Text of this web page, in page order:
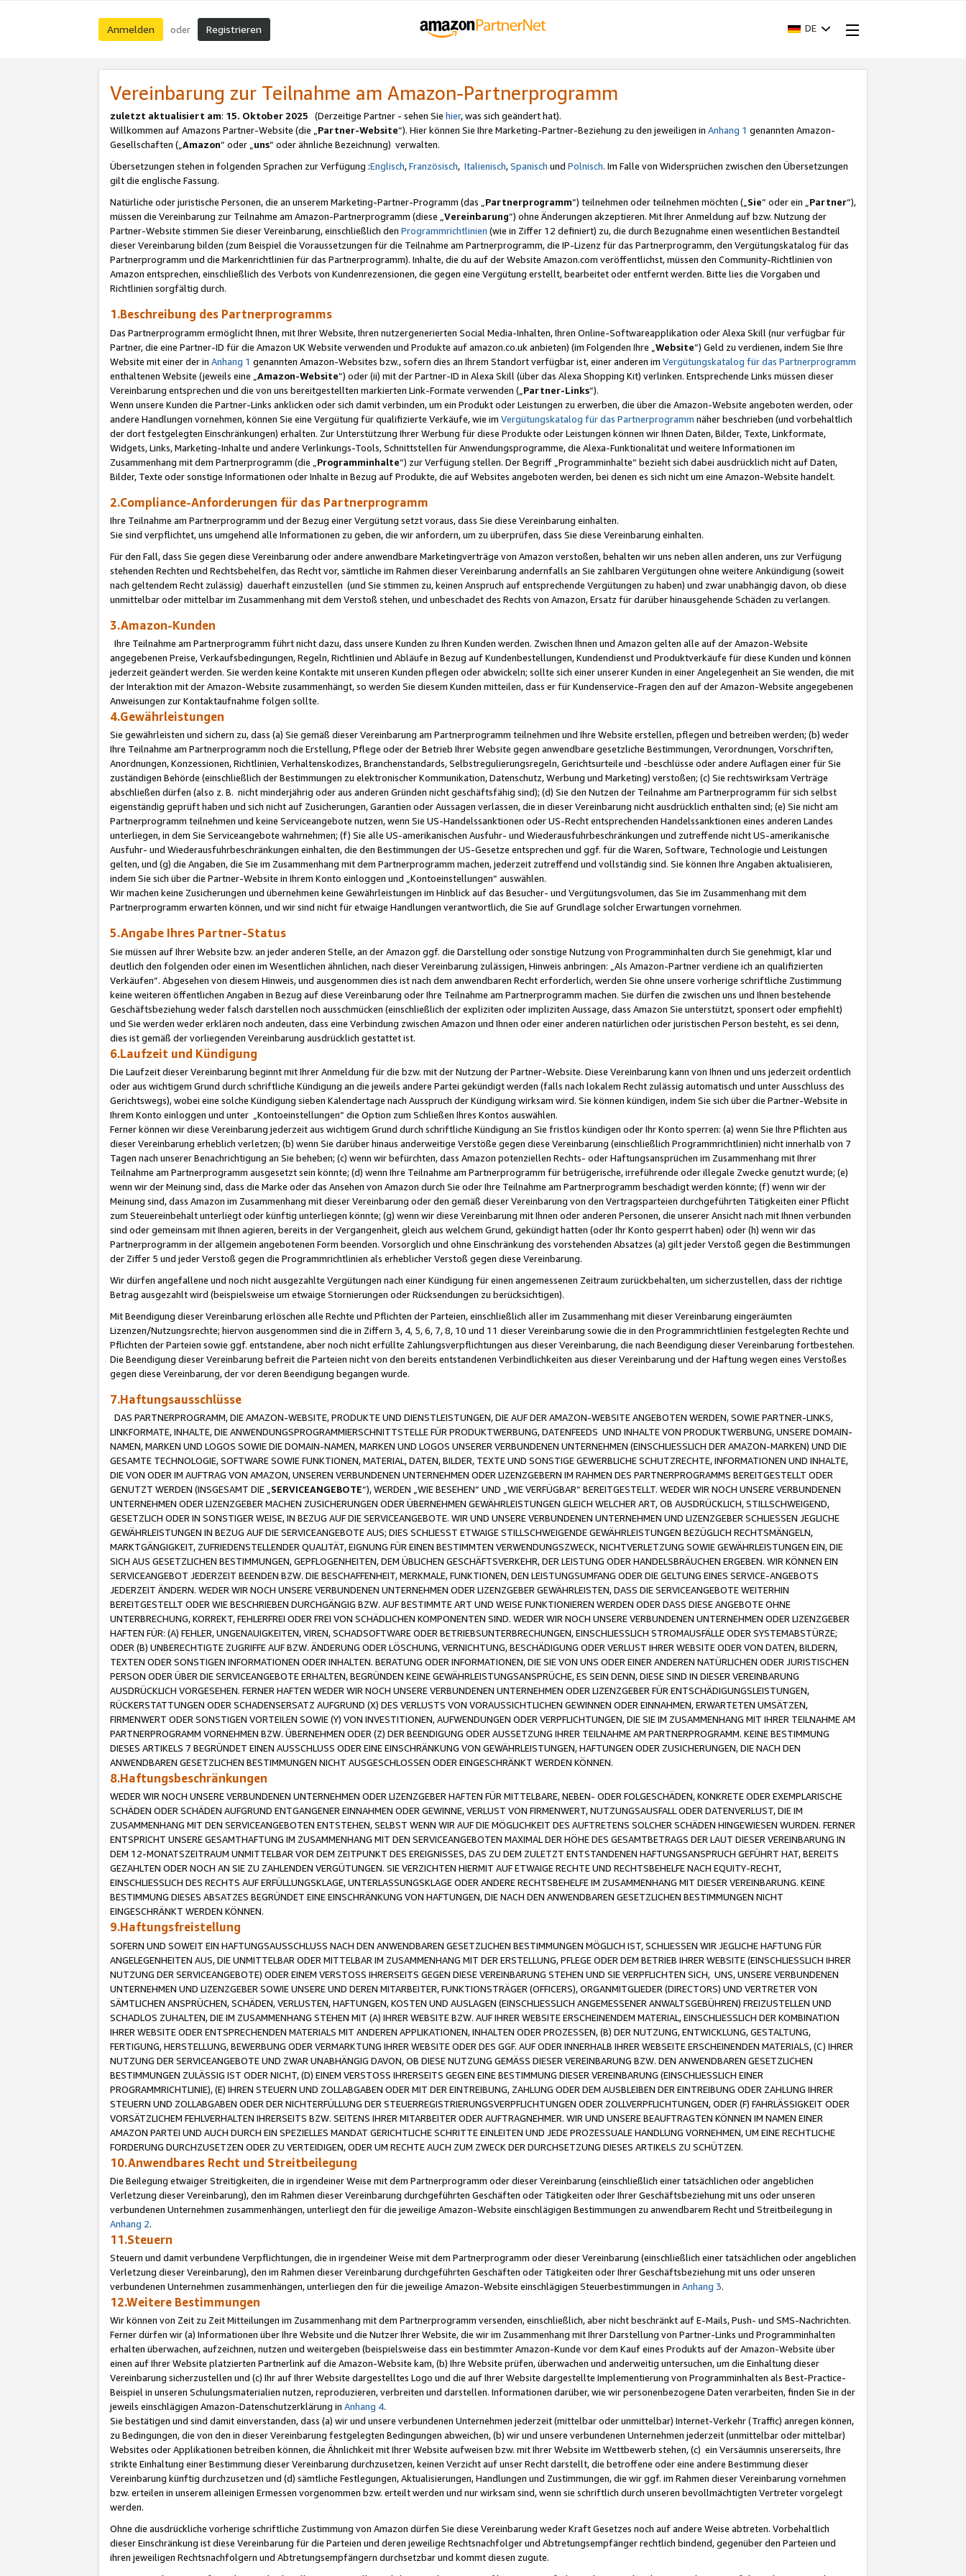
Anmelden oder Registrieren DE
Vereinbarung zur Teilnahme am Amazon-Partnerprogramm
zuletzt aktualisiert am: 15. Oktober 2025 (Derzeitige Partner - sehen Sie hier, was sich geändert hat).
Willkommen auf Amazons Partner-Website (die „Partner-Website“). Hier können Sie Ihre Marketing-Partner-Beziehung zu den jeweiligen in Anhang 1 genannten Amazon-
Gesellschaften („Amazon“ oder „uns“ oder ähnliche Bezeichnung) verwalten.
Übersetzungen stehen in folgenden Sprachen zur Verfügung :Englisch,Französisch, Italienisch,Spanisch und Polnisch. Im Falle von Widersprüchen zwischen den Übersetzungen
gilt die englische Fassung.
Natürliche oder juristische Personen, die an unserem Marketing-Partner-Programm (das „Partnerprogramm“) teilnehmen oder teilnehmen möchten („Sie“ oder ein „Partner“),
müssen die Vereinbarung zur Teilnahme am Amazon-Partnerprogramm (diese „Vereinbarung“) ohne Änderungen akzeptieren. Mit Ihrer Anmeldung auf bzw. Nutzung der
Partner-Website stimmen Sie dieser Vereinbarung, einschließlich den Programmrichtlinien (wie in Ziffer 12 definiert) zu, die durch Bezugnahme einen wesentlichen Bestandteil
dieser Vereinbarung bilden (zum Beispiel die Voraussetzungen für die Teilnahme am Partnerprogramm, die IP-Lizenz für das Partnerprogramm, den Vergütungskatalog für das
Partnerprogramm und die Markenrichtlinien für das Partnerprogramm). Inhalte, die du auf der Website Amazon.com veröffentlichst, müssen den Community-Richtlinien von
Amazon entsprechen, einschließlich des Verbots von Kundenrezensionen, die gegen eine Vergütung erstellt, bearbeitet oder entfernt werden. Bitte lies die Vorgaben und
Richtlinien sorgfältig durch.
1.Beschreibung des Partnerprogramms
Das Partnerprogramm ermöglicht Ihnen, mit Ihrer Website, Ihren nutzergenerierten Social Media-Inhalten, Ihren Online-Softwareapplikation oder Alexa Skill (nur verfügbar für
Partner, die eine Partner-ID für die Amazon UK Website verwenden und Produkte auf amazon.co.uk anbieten) (im Folgenden Ihre „ Website“) Geld zu verdienen, indem Sie Ihre
Website mit einer der in Anhang 1 genannten Amazon-Websites bzw., sofern dies an Ihrem Standort verfügbar ist, einer anderen im Vergütungskatalog für das Partnerprogramm
enthaltenen Website (jeweils eine „ Amazon-Website“) oder (ii) mit der Partner-ID in Alexa Skill (über das Alexa Shopping Kit) verlinken. Entsprechende Links müssen dieser
Vereinbarung entsprechen und die von uns bereitgestellten markierten Link-Formate verwenden („ Partner-Links“).
Wenn unsere Kunden die Partner-Links anklicken oder sich damit verbinden, um ein Produkt oder Leistungen zu erwerben, die über die Amazon-Website angeboten werden, oder
andere Handlungen vornehmen, können Sie eine Vergütung für qualifizierte Verkäufe, wie im Vergütungskatalog für das Partnerprogramm näher beschrieben (und vorbehaltlich
der dort festgelegten Einschränkungen) erhalten. Zur Unterstützung Ihrer Werbung für diese Produkte oder Leistungen können wir Ihnen Daten, Bilder, Texte, Linkformate,
Widgets, Links, Marketing-Inhalte und andere Verlinkungs-Tools, Schnittstellen für Anwendungsprogramme, die Alexa-Funktionalität und weitere Informationen im
Zusammenhang mit dem Partnerprogramm (die „ Programminhalte“) zur Verfügung stellen. Der Begriff „Programminhalte“ bezieht sich dabei ausdrücklich nicht auf Daten,
Bilder, Texte oder sonstige Informationen oder Inhalte in Bezug auf Produkte, die auf Websites angeboten werden, bei denen es sich nicht um eine Amazon-Website handelt.
2.Compliance-Anforderungen für das Partnerprogramm
Ihre Teilnahme am Partnerprogramm und der Bezug einer Vergütung setzt voraus, dass Sie diese Vereinbarung einhalten.
Sie sind verpflichtet, uns umgehend alle Informationen zu geben, die wir anfordern, um zu überprüfen, dass Sie diese Vereinbarung einhalten.
Für den Fall, dass Sie gegen diese Vereinbarung oder andere anwendbare Marketingverträge von Amazon verstoßen, behalten wir uns neben allen anderen, uns zur Verfügung
stehenden Rechten und Rechtsbehelfen, das Recht vor, sämtliche im Rahmen dieser Vereinbarung andernfalls an Sie zahlbaren Vergütungen ohne weitere Ankündigung (soweit
nach geltendem Recht zulässig) dauerhaft einzustellen (und Sie stimmen zu, keinen Anspruch auf entsprechende Vergütungen zu haben) und zwar unabhängig davon, ob diese
unmittelbar oder mittelbar im Zusammenhang mit dem Verstoß stehen, und unbeschadet des Rechts von Amazon, Ersatz für darüber hinausgehende Schäden zu verlangen.
3.Amazon-Kunden
Ihre Teilnahme am Partnerprogramm führt nicht dazu, dass unsere Kunden zu Ihren Kunden werden. Zwischen Ihnen und Amazon gelten alle auf der Amazon-Website
angegebenen Preise, Verkaufsbedingungen, Regeln, Richtlinien und Abläufe in Bezug auf Kundenbestellungen, Kundendienst und Produktverkäufe für diese Kunden und können
jederzeit geändert werden. Sie werden keine Kontakte mit unseren Kunden pflegen oder abwickeln; sollte sich einer unserer Kunden in einer Angelegenheit an Sie wenden, die mit
der Interaktion mit der Amazon-Website zusammenhängt, so werden Sie diesem Kunden mitteilen, dass er für Kundenservice-Fragen den auf der Amazon-Website angegebenen
Anweisungen zur Kontaktaufnahme folgen sollte.
4.Gewährleistungen
Sie gewährleisten und sichern zu, dass (a) Sie gemäß dieser Vereinbarung am Partnerprogramm teilnehmen und Ihre Website erstellen, pflegen und betreiben werden; (b) weder
Ihre Teilnahme am Partnerprogramm noch die Erstellung, Pflege oder der Betrieb Ihrer Website gegen anwendbare gesetzliche Bestimmungen, Verordnungen, Vorschriften,
Anordnungen, Konzessionen, Richtlinien, Verhaltenskodizes, Branchenstandards, Selbstregulierungsregeln, Gerichtsurteile und -beschlüsse oder andere Auflagen einer für Sie
zuständigen Behörde (einschließlich der Bestimmungen zu elektronischer Kommunikation, Datenschutz, Werbung und Marketing) verstoßen; (c) Sie rechtswirksam Verträge
abschließen dürfen (also z. B. nicht minderjährig oder aus anderen Gründen nicht geschäftsfähig sind); (d) Sie den Nutzen der Teilnahme am Partnerprogramm für sich selbst
eigenständig geprüft haben und sich nicht auf Zusicherungen, Garantien oder Aussagen verlassen, die in dieser Vereinbarung nicht ausdrücklich enthalten sind; (e) Sie nicht am
Partnerprogramm teilnehmen und keine Serviceangebote nutzen, wenn Sie US-Handelssanktionen oder US-Recht entsprechenden Handelssanktionen eines anderen Landes
unterliegen, in dem Sie Serviceangebote wahrnehmen; (f) Sie alle US-amerikanischen Ausfuhr- und Wiederausfuhrbeschränkungen und zutreffende nicht US-amerikanische
Ausfuhr- und Wiederausfuhrbeschränkungen einhalten, die den Bestimmungen der US-Gesetze entsprechen und ggf. für die Waren, Software, Technologie und Leistungen
gelten, und (g) die Angaben, die Sie im Zusammenhang mit dem Partnerprogramm machen, jederzeit zutreffend und vollständig sind. Sie können Ihre Angaben aktualisieren,
indem Sie sich über die Partner-Website in Ihrem Konto einloggen und „Kontoeinstellungen“ auswählen.
Wir machen keine Zusicherungen und übernehmen keine Gewährleistungen im Hinblick auf das Besucher- und Vergütungsvolumen, das Sie im Zusammenhang mit dem
Partnerprogramm erwarten können, und wir sind nicht für etwaige Handlungen verantwortlich, die Sie auf Grundlage solcher Erwartungen vornehmen.
5.Angabe Ihres Partner-Status
Sie müssen auf Ihrer Website bzw. an jeder anderen Stelle, an der Amazon ggf. die Darstellung oder sonstige Nutzung von Programminhalten durch Sie genehmigt, klar und
deutlich den folgenden oder einen im Wesentlichen ähnlichen, nach dieser Vereinbarung zulässigen, Hinweis anbringen: „Als Amazon-Partner verdiene ich an qualifizierten
Verkäufen“. Abgesehen von diesem Hinweis, und ausgenommen dies ist nach dem anwendbaren Recht erforderlich, werden Sie ohne unsere vorherige schriftliche Zustimmung
keine weiteren öffentlichen Angaben in Bezug auf diese Vereinbarung oder Ihre Teilnahme am Partnerprogramm machen. Sie dürfen die zwischen uns und Ihnen bestehende
Geschäftsbeziehung weder falsch darstellen noch ausschmücken (einschließlich der expliziten oder impliziten Aussage, dass Amazon Sie unterstützt, sponsert oder empfiehlt)
und Sie werden weder erklären noch andeuten, dass eine Verbindung zwischen Amazon und Ihnen oder einer anderen natürlichen oder juristischen Person besteht, es sei denn,
dies ist gemäß der vorliegenden Vereinbarung ausdrücklich gestattet ist.
6.Laufzeit und Kündigung
Die Laufzeit dieser Vereinbarung beginnt mit Ihrer Anmeldung für die bzw. mit der Nutzung der Partner-Website. Diese Vereinbarung kann von Ihnen und uns jederzeit ordentlich
oder aus wichtigem Grund durch schriftliche Kündigung an die jeweils andere Partei gekündigt werden (falls nach lokalem Recht zulässig automatisch und unter Ausschluss des
Gerichtswegs), wobei eine solche Kündigung sieben Kalendertage nach Ausspruch der Kündigung wirksam wird. Sie können kündigen, indem Sie sich über die Partner-Website in
Ihrem Konto einloggen und unter „Kontoeinstellungen“ die Option zum Schließen Ihres Kontos auswählen.
Ferner können wir diese Vereinbarung jederzeit aus wichtigem Grund durch schriftliche Kündigung an Sie fristlos kündigen oder Ihr Konto sperren: (a) wenn Sie Ihre Pflichten aus
dieser Vereinbarung erheblich verletzen; (b) wenn Sie darüber hinaus anderweitige Verstöße gegen diese Vereinbarung (einschließlich Programmrichtlinien) nicht innerhalb von 7
Tagen nach unserer Benachrichtigung an Sie beheben; (c) wenn wir befürchten, dass Amazon potenziellen Rechts- oder Haftungsansprüchen im Zusammenhang mit Ihrer
Teilnahme am Partnerprogramm ausgesetzt sein könnte; (d) wenn Ihre Teilnahme am Partnerprogramm für betrügerische, irreführende oder illegale Zwecke genutzt wurde; (e)
wenn wir der Meinung sind, dass die Marke oder das Ansehen von Amazon durch Sie oder Ihre Teilnahme am Partnerprogramm beschädigt werden könnte; (f) wenn wir der
Meinung sind, dass Amazon im Zusammenhang mit dieser Vereinbarung oder den gemäß dieser Vereinbarung von den Vertragsparteien durchgeführten Tätigkeiten einer Pflicht
zum Steuereinbehalt unterliegt oder künftig unterliegen könnte; (g) wenn wir diese Vereinbarung mit Ihnen oder anderen Personen, die unserer Ansicht nach mit Ihnen verbunden
sind oder gemeinsam mit Ihnen agieren, bereits in der Vergangenheit, gleich aus welchem Grund, gekündigt hatten (oder Ihr Konto gesperrt haben) oder (h) wenn wir das
Partnerprogramm in der allgemein angebotenen Form beenden. Vorsorglich und ohne Einschränkung des vorstehenden Absatzes (a) gilt jeder Verstoß gegen die Bestimmungen
der Ziffer 5 und jeder Verstoß gegen die Programmrichtlinien als erheblicher Verstoß gegen diese Vereinbarung.
Wir dürfen angefallene und noch nicht ausgezahlte Vergütungen nach einer Kündigung für einen angemessenen Zeitraum zurückbehalten, um sicherzustellen, dass der richtige
Betrag ausgezahlt wird (beispielsweise um etwaige Stornierungen oder Rücksendungen zu berücksichtigen).
Mit Beendigung dieser Vereinbarung erlöschen alle Rechte und Pflichten der Parteien, einschließlich aller im Zusammenhang mit dieser Vereinbarung eingeräumten
Lizenzen/Nutzungsrechte; hiervon ausgenommen sind die in Ziffern 3, 4, 5, 6, 7, 8, 10 und 11 dieser Vereinbarung sowie die in den Programmrichtlinien festgelegten Rechte und
Pflichten der Parteien sowie ggf. entstandene, aber noch nicht erfüllte Zahlungsverpflichtungen aus dieser Vereinbarung, die nach Beendigung dieser Vereinbarung fortbestehen.
Die Beendigung dieser Vereinbarung befreit die Parteien nicht von den bereits entstandenen Verbindlichkeiten aus dieser Vereinbarung und der Haftung wegen eines Verstoßes
gegen diese Vereinbarung, der vor deren Beendigung begangen wurde.
7.Haftungsausschlüsse
DAS PARTNERPROGRAMM, DIE AMAZON-WEBSITE, PRODUKTE UND DIENSTLEISTUNGEN, DIE AUF DER AMAZON-WEBSITE ANGEBOTEN WERDEN, SOWIE PARTNER-LINKS,
LINKFORMATE, INHALTE, DIE ANWENDUNGSPROGRAMMIERSCHNITTSTELLE FÜR PRODUKTWERBUNG, DATENFEEDS UND INHALTE VON PRODUKTWERBUNG, UNSERE DOMAIN-
NAMEN, MARKEN UND LOGOS SOWIE DIE DOMAIN-NAMEN, MARKEN UND LOGOS UNSERER VERBUNDENEN UNTERNEHMEN (EINSCHLIESSLICH DER AMAZON-MARKEN) UND DIE
GESAMTE TECHNOLOGIE, SOFTWARE SOWIE FUNKTIONEN, MATERIAL, DATEN, BILDER, TEXTE UND SONSTIGE GEWERBLICHE SCHUTZRECHTE, INFORMATIONEN UND INHALTE,
DIE VON ODER IM AUFTRAG VON AMAZON, UNSEREN VERBUNDENEN UNTERNEHMEN ODER LIZENZGEBERN IM RAHMEN DES PARTNERPROGRAMMS BEREITGESTELLT ODER
GENUTZT WERDEN (INSGESAMT DIE „ SERVICEANGEBOTE“), WERDEN „WIE BESEHEN“ UND „WIE VERFÜGBAR“ BEREITGESTELLT. WEDER WIR NOCH UNSERE VERBUNDENEN
UNTERNEHMEN ODER LIZENZGEBER MACHEN ZUSICHERUNGEN ODER ÜBERNEHMEN GEWÄHRLEISTUNGEN GLEICH WELCHER ART, OB AUSDRÜCKLICH, STILLSCHWEIGEND,
GESETZLICH ODER IN SONSTIGER WEISE, IN BEZUG AUF DIE SERVICEANGEBOTE. WIR UND UNSERE VERBUNDENEN UNTERNEHMEN UND LIZENZGEBER SCHLIESSEN JEGLICHE
GEWÄHRLEISTUNGEN IN BEZUG AUF DIE SERVICEANGEBOTE AUS; DIES SCHLIESST ETWAIGE STILLSCHWEIGENDE GEWÄHRLEISTUNGEN BEZÜGLICH RECHTSMÄNGELN,
MARKTGÄNGIGKEIT, ZUFRIEDENSTELLENDER QUALITÄT, EIGNUNG FÜR EINEN BESTIMMTEN VERWENDUNGSZWECK, NICHTVERLETZUNG SOWIE GEWÄHRLEISTUNGEN EIN, DIE
SICH AUS GESETZLICHEN BESTIMMUNGEN, GEPFLOGENHEITEN, DEM ÜBLICHEN GESCHÄFTSVERKEHR, DER LEISTUNG ODER HANDELSBRÄUCHEN ERGEBEN. WIR KÖNNEN EIN
SERVICEANGEBOT JEDERZEIT BEENDEN BZW. DIE BESCHAFFENHEIT, MERKMALE, FUNKTIONEN, DEN LEISTUNGSUMFANG ODER DIE GELTUNG EINES SERVICE-ANGEBOTS
JEDERZEIT ÄNDERN. WEDER WIR NOCH UNSERE VERBUNDENEN UNTERNEHMEN ODER LIZENZGEBER GEWÄHRLEISTEN, DASS DIE SERVICEANGEBOTE WEITERHIN
BEREITGESTELLT ODER WIE BESCHRIEBEN DURCHGÄNGIG BZW. AUF BESTIMMTE ART UND WEISE FUNKTIONIEREN WERDEN ODER DASS DIESE ANGEBOTE OHNE
UNTERBRECHUNG, KORREKT, FEHLERFREI ODER FREI VON SCHÄDLICHEN KOMPONENTEN SIND. WEDER WIR NOCH UNSERE VERBUNDENEN UNTERNEHMEN ODER LIZENZGEBER
HAFTEN FÜR: (A) FEHLER, UNGENAUIGKEITEN, VIREN, SCHADSOFTWARE ODER BETRIEBSUNTERBRECHUNGEN, EINSCHLIESSLICH STROMAUSFÄLLE ODER SYSTEMABSTÜRZE;
ODER (B) UNBERECHTIGTE ZUGRIFFE AUF BZW. ÄNDERUNG ODER LÖSCHUNG, VERNICHTUNG, BESCHÄDIGUNG ODER VERLUST IHRER WEBSITE ODER VON DATEN, BILDERN,
TEXTEN ODER SONSTIGEN INFORMATIONEN ODER INHALTEN. BERATUNG ODER INFORMATIONEN, DIE SIE VON UNS ODER EINER ANDEREN NATÜRLICHEN ODER JURISTISCHEN
PERSON ODER ÜBER DIE SERVICEANGEBOTE ERHALTEN, BEGRÜNDEN KEINE GEWÄHRLEISTUNGSANSPRÜCHE, ES SEIN DENN, DIESE SIND IN DIESER VEREINBARUNG
AUSDRÜCKLICH VORGESEHEN. FERNER HAFTEN WEDER WIR NOCH UNSERE VERBUNDENEN UNTERNEHMEN ODER LIZENZGEBER FÜR ENTSCHÄDIGUNGSLEISTUNGEN,
RÜCKERSTATTUNGEN ODER SCHADENSERSATZ AUFGRUND (X) DES VERLUSTS VON VORAUSSICHTLICHEN GEWINNEN ODER EINNAHMEN, ERWARTETEN UMSÄTZEN,
FIRMENWERT ODER SONSTIGEN VORTEILEN SOWIE (Y) VON INVESTITIONEN, AUFWENDUNGEN ODER VERPFLICHTUNGEN, DIE SIE IM ZUSAMMENHANG MIT IHRER TEILNAHME AM
PARTNERPROGRAMM VORNEHMEN BZW. ÜBERNEHMEN ODER (Z) DER BEENDIGUNG ODER AUSSETZUNG IHRER TEILNAHME AM PARTNERPROGRAMM. KEINE BESTIMMUNG
DIESES ARTIKELS 7 BEGRÜNDET EINEN AUSSCHLUSS ODER EINE EINSCHRÄNKUNG VON GEWÄHRLEISTUNGEN, HAFTUNGEN ODER ZUSICHERUNGEN, DIE NACH DEN
ANWENDBAREN GESETZLICHEN BESTIMMUNGEN NICHT AUSGESCHLOSSEN ODER EINGESCHRÄNKT WERDEN KÖNNEN.
8.Haftungsbeschränkungen
WEDER WIR NOCH UNSERE VERBUNDENEN UNTERNEHMEN ODER LIZENZGEBER HAFTEN FÜR MITTELBARE, NEBEN- ODER FOLGESCHÄDEN, KONKRETE ODER EXEMPLARISCHE
SCHÄDEN ODER SCHÄDEN AUFGRUND ENTGANGENER EINNAHMEN ODER GEWINNE, VERLUST VON FIRMENWERT, NUTZUNGSAUSFALL ODER DATENVERLUST, DIE IM
ZUSAMMENHANG MIT DEN SERVICEANGEBOTEN ENTSTEHEN, SELBST WENN WIR AUF DIE MÖGLICHKEIT DES AUFTRETENS SOLCHER SCHÄDEN HINGEWIESEN WURDEN. FERNER
ENTSPRICHT UNSERE GESAMTHAFTUNG IM ZUSAMMENHANG MIT DEN SERVICEANGEBOTEN MAXIMAL DER HÖHE DES GESAMTBETRAGS DER LAUT DIESER VEREINBARUNG IN
DEM 12-MONATSZEITRAUM UNMITTELBAR VOR DEM ZEITPUNKT DES EREIGNISSES, DAS ZU DEM ZULETZT ENTSTANDENEN HAFTUNGSANSPRUCH GEFÜHRT HAT, BEREITS
GEZAHLTEN ODER NOCH AN SIE ZU ZAHLENDEN VERGÜTUNGEN. SIE VERZICHTEN HIERMIT AUF ETWAIGE RECHTE UND RECHTSBEHELFE NACH EQUITY-RECHT,
EINSCHLIESSLICH DES RECHTS AUF ERFÜLLUNGSKLAGE, UNTERLASSUNGSKLAGE ODER ANDERE RECHTSBEHELFE IM ZUSAMMENHANG MIT DIESER VEREINBARUNG. KEINE
BESTIMMUNG DIESES ABSATZES BEGRÜNDET EINE EINSCHRÄNKUNG VON HAFTUNGEN, DIE NACH DEN ANWENDBAREN GESETZLICHEN BESTIMMUNGEN NICHT
EINGESCHRÄNKT WERDEN KÖNNEN.
9.Haftungsfreistellung
SOFERN UND SOWEIT EIN HAFTUNGSAUSSCHLUSS NACH DEN ANWENDBAREN GESETZLICHEN BESTIMMUNGEN MÖGLICH IST, SCHLIESSEN WIR JEGLICHE HAFTUNG FÜR
ANGELEGENHEITEN AUS, DIE UNMITTELBAR ODER MITTELBAR IM ZUSAMMENHANG MIT DER ERSTELLUNG, PFLEGE ODER DEM BETRIEB IHRER WEBSITE (EINSCHLIESSLICH IHRER
NUTZUNG DER SERVICEANGEBOTE) ODER EINEM VERSTOSS IHRERSEITS GEGEN DIESE VEREINBARUNG STEHEN UND SIE VERPFLICHTEN SICH, UNS, UNSERE VERBUNDENEN
UNTERNEHMEN UND LIZENZGEBER SOWIE UNSERE UND DEREN MITARBEITER, FUNKTIONSTRÄGER (OFFICERS), ORGANMITGLIEDER (DIRECTORS) UND VERTRETER VON
SÄMTLICHEN ANSPRÜCHEN, SCHÄDEN, VERLUSTEN, HAFTUNGEN, KOSTEN UND AUSLAGEN (EINSCHLIESSLICH ANGEMESSENER ANWALTSGEBÜHREN) FREIZUSTELLEN UND
SCHADLOS ZUHALTEN, DIE IM ZUSAMMENHANG STEHEN MIT (A) IHRER WEBSITE BZW. AUF IHRER WEBSITE ERSCHEINENDEM MATERIAL, EINSCHLIESSLICH DER KOMBINATION
IHRER WEBSITE ODER ENTSPRECHENDEN MATERIALS MIT ANDEREN APPLIKATIONEN, INHALTEN ODER PROZESSEN, (B) DER NUTZUNG, ENTWICKLUNG, GESTALTUNG,
FERTIGUNG, HERSTELLUNG, BEWERBUNG ODER VERMARKTUNG IHRER WEBSITE ODER DES GGF. AUF ODER INNERHALB IHRER WEBSEITE ERSCHEINENDEN MATERIALS, (C) IHRER
NUTZUNG DER SERVICEANGEBOTE UND ZWAR UNABHÄNGIG DAVON, OB DIESE NUTZUNG GEMÄSS DIESER VEREINBARUNG BZW. DEN ANWENDBAREN GESETZLICHEN
BESTIMMUNGEN ZULÄSSIG IST ODER NICHT, (D) EINEM VERSTOSS IHRERSEITS GEGEN EINE BESTIMMUNG DIESER VEREINBARUNG (EINSCHLIESSLICH EINER
PROGRAMMRICHTLINIE), (E) IHREN STEUERN UND ZOLLABGABEN ODER MIT DER EINTREIBUNG, ZAHLUNG ODER DEM AUSBLEIBEN DER EINTREIBUNG ODER ZAHLUNG IHRER
STEUERN UND ZOLLABGABEN ODER DER NICHTERFÜLLUNG DER STEUERREGISTRIERUNGSVERPFLICHTUNGEN ODER ZOLLVERPFLICHTUNGEN, ODER (F) FAHRLÄSSIGKEIT ODER
VORSÄTZLICHEM FEHLVERHALTEN IHRERSEITS BZW. SEITENS IHRER MITARBEITER ODER AUFTRAGNEHMER. WIR UND UNSERE BEAUFTRAGTEN KÖNNEN IM NAMEN EINER
AMAZON PARTEI UND AUCH DURCH EIN SPEZIELLES MANDAT GERICHTLICHE SCHRITTE EINLEITEN UND JEDE PROZESSUALE HANDLUNG VORNEHMEN, UM EINE RECHTLICHE
FORDERUNG DURCHZUSETZEN ODER ZU VERTEIDIGEN, ODER UM RECHTE AUCH ZUM ZWECK DER DURCHSETZUNG DIESES ARTIKELS ZU SCHÜTZEN.
10.Anwendbares Recht und Streitbeilegung
Die Beilegung etwaiger Streitigkeiten, die in irgendeiner Weise mit dem Partnerprogramm oder dieser Vereinbarung (einschließlich einer tatsächlichen oder angeblichen
Verletzung dieser Vereinbarung), den im Rahmen dieser Vereinbarung durchgeführten Geschäften oder Tätigkeiten oder Ihrer Geschäftsbeziehung mit uns oder unseren
verbundenen Unternehmen zusammenhängen, unterliegt den für die jeweilige Amazon-Website einschlägigen Bestimmungen zu anwendbarem Recht und Streitbeilegung in
Anhang 2.
11.Steuern
Steuern und damit verbundene Verpflichtungen, die in irgendeiner Weise mit dem Partnerprogramm oder dieser Vereinbarung (einschließlich einer tatsächlichen oder angeblichen
Verletzung dieser Vereinbarung), den im Rahmen dieser Vereinbarung durchgeführten Geschäften oder Tätigkeiten oder Ihrer Geschäftsbeziehung mit uns oder unseren
verbundenen Unternehmen zusammenhängen, unterliegen den für die jeweilige Amazon-Website einschlägigen Steuerbestimmungen in Anhang 3.
12.Weitere Bestimmungen
Wir können von Zeit zu Zeit Mitteilungen im Zusammenhang mit dem Partnerprogramm versenden, einschließlich, aber nicht beschränkt auf E-Mails, Push- und SMS-Nachrichten.
Ferner dürfen wir (a) Informationen über Ihre Website und die Nutzer Ihrer Website, die wir im Zusammenhang mit Ihrer Darstellung von Partner-Links und Programminhalten
erhalten überwachen, aufzeichnen, nutzen und weitergeben (beispielsweise dass ein bestimmter Amazon-Kunde vor dem Kauf eines Produkts auf der Amazon-Website über
einen auf Ihrer Website platzierten Partnerlink auf die Amazon-Website kam, (b) Ihre Website prüfen, überwachen und anderweitig untersuchen, um die Einhaltung dieser
Vereinbarung sicherzustellen und (c) Ihr auf Ihrer Website dargestelltes Logo und die auf Ihrer Website dargestellte Implementierung von Programminhalten als Best-Practice-
Beispiel in unseren Schulungsmaterialien nutzen, reproduzieren, verbreiten und darstellen. Informationen darüber, wie wir personenbezogene Daten verarbeiten, finden Sie in der
jeweils einschlägigen Amazon-Datenschutzerklärung in Anhang 4.
Sie bestätigen und sind damit einverstanden, dass (a) wir und unsere verbundenen Unternehmen jederzeit (mittelbar oder unmittelbar) Internet-Verkehr (Traffic) anregen können,
zu Bedingungen, die von den in dieser Vereinbarung festgelegten Bedingungen abweichen, (b) wir und unsere verbundenen Unternehmen jederzeit (unmittelbar oder mittelbar)
Websites oder Applikationen betreiben können, die Ähnlichkeit mit Ihrer Website aufweisen bzw. mit Ihrer Website im Wettbewerb stehen, (c) ein Versäumnis unsererseits, Ihre
strikte Einhaltung einer Bestimmung dieser Vereinbarung durchzusetzen, keinen Verzicht auf unser Recht darstellt, die betroffene oder eine andere Bestimmung dieser
Vereinbarung künftig durchzusetzen und (d) sämtliche Festlegungen, Aktualisierungen, Handlungen und Zustimmungen, die wir ggf. im Rahmen dieser Vereinbarung vornehmen
bzw. erteilen in unserem alleinigen Ermessen vorgenommen bzw. erteilt werden und nur wirksam sind, wenn sie schriftlich durch unseren bevollmächtigten Vertreter vorgelegt
werden.
Ohne die ausdrückliche vorherige schriftliche Zustimmung von Amazon dürfen Sie diese Vereinbarung weder Kraft Gesetzes noch auf andere Weise abtreten. Vorbehaltlich
dieser Einschränkung ist diese Vereinbarung für die Parteien und deren jeweilige Rechtsnachfolger und Abtretungsempfänger rechtlich bindend, gegenüber den Parteien und
ihren jeweiligen Rechtsnachfolgern und Abtretungsempfängern durchsetzbar und kommt diesen zugute.